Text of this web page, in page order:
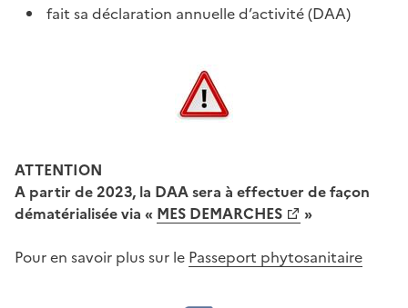
fait sa déclaration annuelle d’activité (DAA)
ATTENTION
A partir de 2023, la DAA sera à effectuer de façon
dématérialisée via « MES DEMARCHES
»
Pour en savoir plus sur le Passeport phytosanitaire